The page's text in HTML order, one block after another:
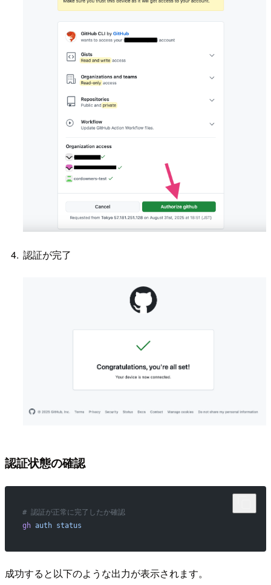
認証が完了
認証状態の確認
# 認証が正常に完了したか確認
gh auth status
成功すると以下のような出力が表示されます。